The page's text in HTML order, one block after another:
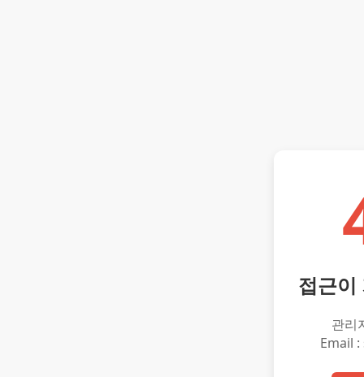
접근이
관리
Email